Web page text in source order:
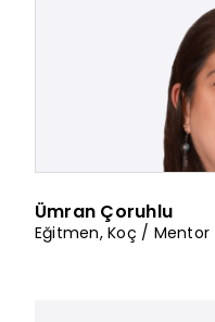
Ümran Çoruhlu
Eğitmen,Koç / Mentor